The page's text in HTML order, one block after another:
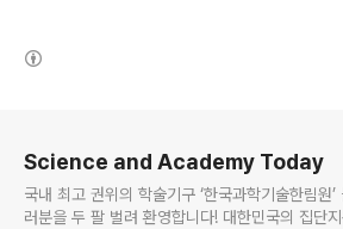
Science and Academy Today
국내 최고 권위의 학술기구 ‘한국과학기술한림원’
러분을 두 팔 벌려 환영합니다! 대한민국의 집단